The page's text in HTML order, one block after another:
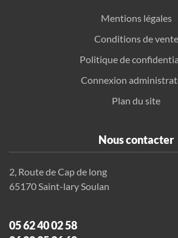
Mentions légales
Conditions de vente
Politique de
Connexion
Plan du site
Nous contacter
2, Route de Cap de long
65170 Saint-lary Soulan
05 62 40 02 58